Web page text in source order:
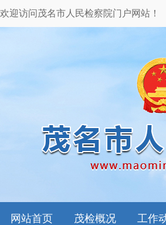
欢迎访问茂名市人民检察院门户网站！
网站首页 茂检概况 工作